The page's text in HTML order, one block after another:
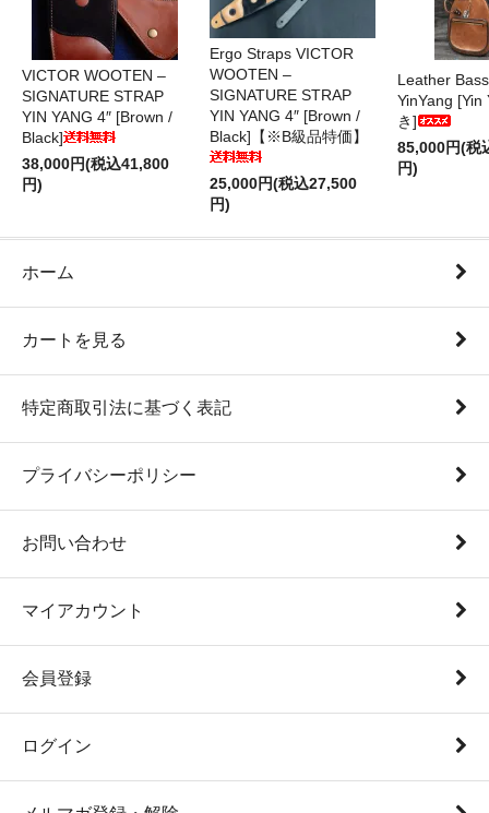
VICTOR WOOTEN –
SIGNATURE STRAP
YIN YANG 4″ [Brown /
Black]
38,000円(税込41,800
円)
Ergo Straps VICTOR
WOOTEN –
SIGNATURE STRAP
YIN YANG 4″ [Brown /
Black]【※B級品特価】
25,000円(税込27,500
円)
Leather
YinYang [Yin
き]
85,000円(税
円)
ホーム
カートを見る
特定商取引法に基づく表記
プライバシーポリシー
お問い合わせ
マイアカウント
会員登録
ログイン